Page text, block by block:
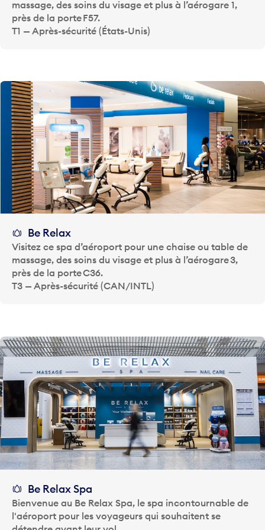
massage, des soins du visage et plus à l’aérogare 1,
près de la porte F57.
T1 — Après-sécurité (États-Unis)
Be Relax
Visitez ce spa d’aéroport pour une chaise ou table de
massage, des soins du visage et plus à l’aérogare 3,
près de la porte C36.
T3 — Après-sécurité (CAN/INTL)
Be Relax Spa
Bienvenue au Be Relax Spa, le spa incontournable de
l'aéroport pour les voyageurs qui souhaitent se